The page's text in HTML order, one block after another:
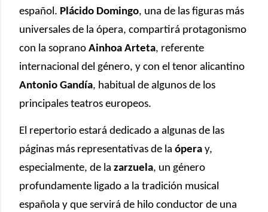
español. Plácido Domingo, una de las figuras más
universales de la ópera, compartirá protagonismo
con la soprano Ainhoa Arteta, referente
internacional del género, y con el tenor alicantino
Antonio Gandía, habitual de algunos de los
principales teatros europeos.
El repertorio estará dedicado a algunas de las
páginas más representativas de la ópera y,
especialmente, de la zarzuela, un género
profundamente ligado a la tradición musical
española y que servirá de hilo conductor de una